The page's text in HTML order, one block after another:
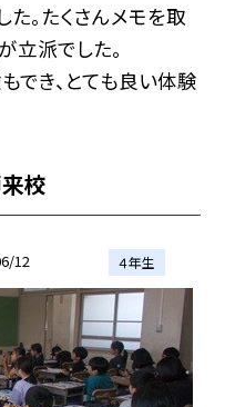
。たくさんメモを取
立派でした。
でき、とても良い体験
来校
12 ４年生